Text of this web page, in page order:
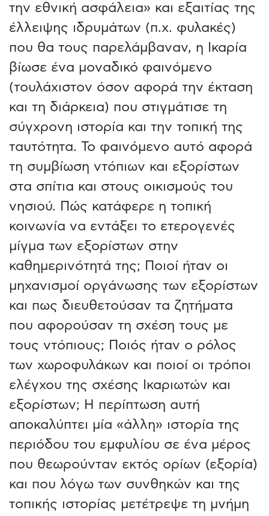
την εθνική ασφάλεια» και εξαιτίας της
έλλειψης ιδρυμάτων (π.χ. φυλακές)
που θα τους παρελάμβαναν, η Ικαρία
βίωσε ένα μοναδικό φαινόμενο
(τουλάχιστον όσον αφορά την έκταση
και τη διάρκεια) που στιγμάτισε τη
σύγχρονη ιστορία και την τοπική της
ταυτότητα. Το φαινόμενο αυτό αφορά
τη συμβίωση ντόπιων και εξορίστων
στα σπίτια και στους οικισμούς του
νησιού. Πώς κατάφερε η τοπική
κοινωνία να εντάξει το ετερογενές
μίγμα των εξορίστων στην
καθημερινότητά της; Ποιοί ήταν οι
μηχανισμοί οργάνωσης των εξορίστων
και πως διευθετούσαν τα ζητήματα
που αφορούσαν τη σχέση τους με
τους ντόπιους; Ποιός ήταν ο ρόλος
των χωροφυλάκων και ποιοί οι τρόποι
ελέγχου της σχέσης Ικαριωτών και
εξορίστων; Η περίπτωση αυτή
αποκαλύπτει μία «άλλη» ιστορία της
περιόδου του εμφυλίου σε ένα μέρος
που θεωρούνταν εκτός ορίων (εξορία)
και που λόγω των συνθηκών και της
τοπικής ιστορίας μετέτρεψε τη μνήμη